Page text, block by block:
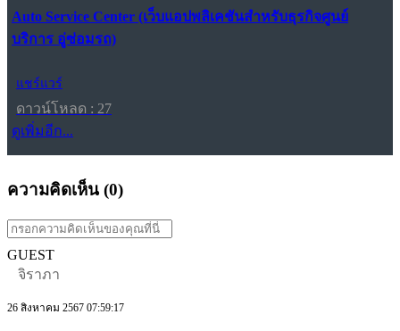
Auto Service Center (เว็บแอปพลิเคชันสำหรับธุรกิจศูนย์
บริการ อู่ซ่อมรถ)
แชร์แวร์
ดาวน์โหลด : 27
ดูเพิ่มอีก...
ความคิดเห็น (0)
GUEST
จิราภา
26 สิงหาคม 2567 07:59:17